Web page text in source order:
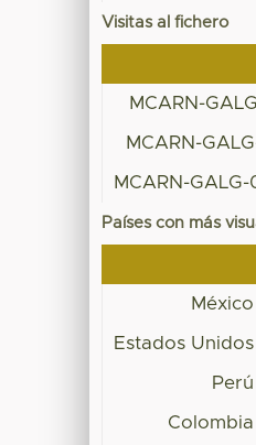
Visitas al fichero
MCARN-
MCARN-
MCARN-GALG-
Países con más
México
Estados Unidos
Perú
Colombia